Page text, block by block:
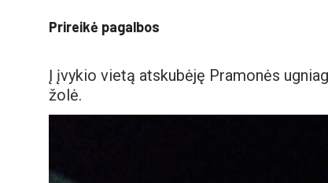
Prireikė pagalbos
Į įvykio vietą atskubėję Pramonės
žolė.